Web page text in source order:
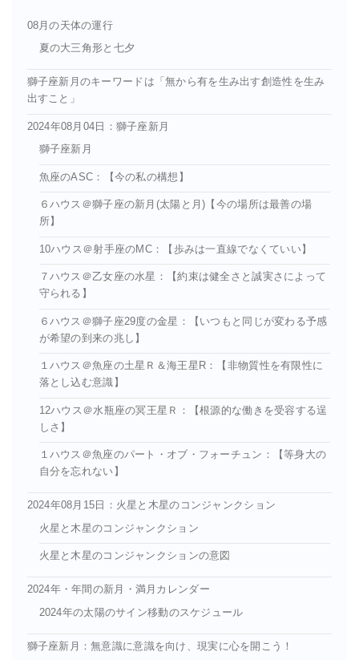
08月の天体の運行
夏の大三角形と七夕
獅子座新月のキーワードは「無から有を生み出す創造性を生み
出すこと」
2024年08月04日：獅子座新月
獅子座新月
魚座のASC：【今の私の構想】
６ハウス＠獅子座の新月(太陽と月)【今の場所は最善の場
所】
10ハウス＠射手座のMC：【歩みは一直線でなくていい】
７ハウス＠乙女座の水星：【約束は健全さと誠実さによって
守られる】
６ハウス＠獅子座29度の金星：【いつもと同じが変わる予感
が希望の到来の兆し】
１ハウス＠魚座の土星Ｒ＆海王星R：【非物質性を有限性に
落とし込む意識】
12ハウス＠水瓶座の冥王星Ｒ：【根源的な働きを受容する逞
しさ】
１ハウス＠魚座のパート・オブ・フォーチュン：【等身大の
自分を忘れない】
2024年08月15日：火星と木星のコンジャンクション
火星と木星のコンジャンクション
火星と木星のコンジャンクションの意図
2024年・年間の新月・満月カレンダー
2024年の太陽のサイン移動のスケジュール
獅子座新月：無意識に意識を向け、現実に心を開こう！